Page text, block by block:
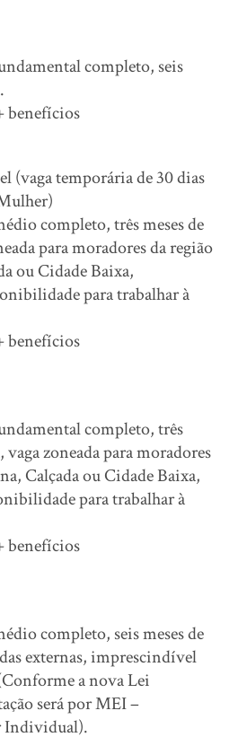
completo, seis
benefícios
(vaga temporária de 30 dias
completo, três meses de
para moradores da região
ou Cidade Baixa,
para trabalhar à
benefícios
completo, três
vaga zoneada para moradores
Calçada ou Cidade Baixa,
para trabalhar à
benefícios
completo, seis meses de
externas, imprescindível
a nova Lei
será por MEI –
Individual).